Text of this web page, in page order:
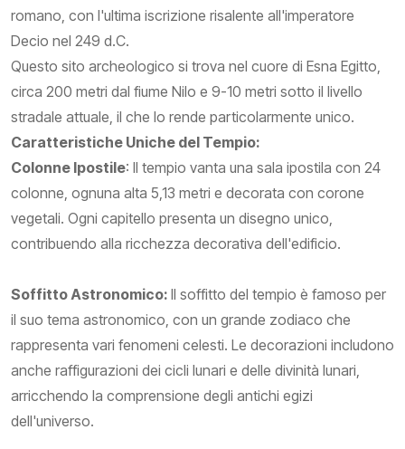
romano, con l'ultima iscrizione risalente all'imperatore
Decio nel 249 d.C.
Questo sito archeologico si trova nel cuore di Esna Egitto,
circa 200 metri dal fiume Nilo e 9-10 metri sotto il livello
stradale attuale, il che lo rende particolarmente unico.
Caratteristiche Uniche del Tempio:
Colonne Ipostile: Il tempio vanta una sala ipostila con 24
colonne, ognuna alta 5,13 metri e decorata con corone
vegetali. Ogni capitello presenta un disegno unico,
contribuendo alla ricchezza decorativa dell'edificio.
Soffitto Astronomico: Il soffitto del tempio è famoso per
il suo tema astronomico, con un grande zodiaco che
rappresenta vari fenomeni celesti. Le decorazioni includono
anche raffigurazioni dei cicli lunari e delle divinità lunari,
arricchendo la comprensione degli antichi egizi
dell'universo.